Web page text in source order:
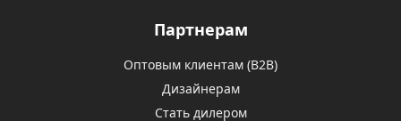
Партнерам
Оптовым клиентам (В2В)
Дизайнерам
Стать дилером